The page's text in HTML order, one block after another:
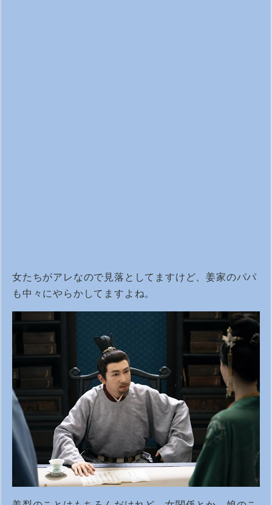
女たちがアレなので見落としてますけど、姜家のパパ
も中々にやらかしてますよね。